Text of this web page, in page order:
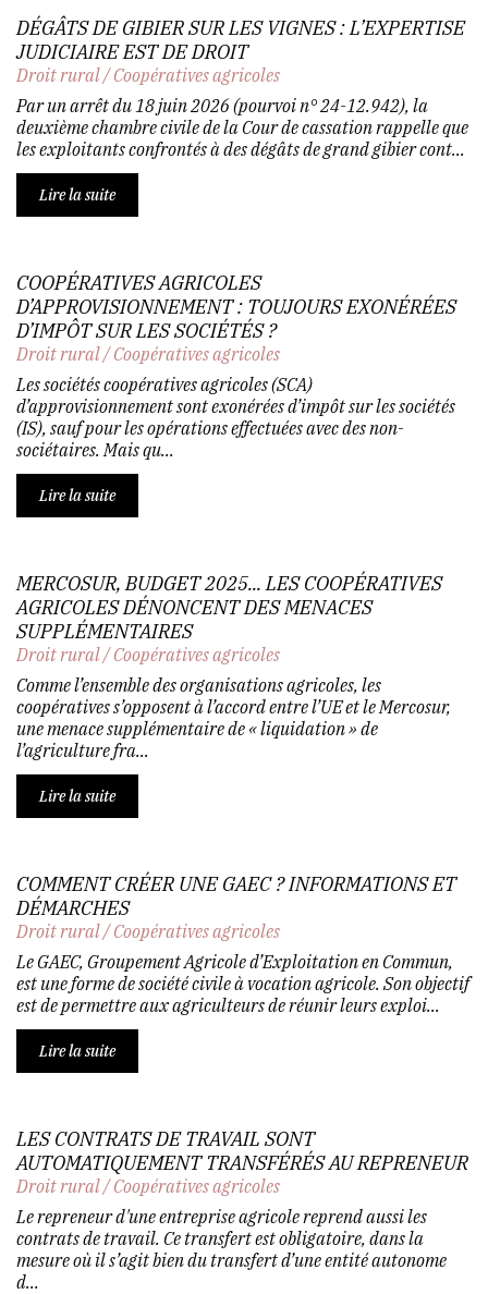
DÉGÂTS DE GIBIER SUR LES VIGNES : L’EXPERTISE
JUDICIAIRE EST DE DROIT
Droit rural/Coopératives agricoles
Par un arrêt du 18 juin 2026 (pourvoi n° 24-12.942), la
deuxième chambre civile de la Cour de cassation rappelle que
les exploitants confrontés à des dégâts de grand gibier cont...
Lire la suite
COOPÉRATIVES AGRICOLES
D’APPROVISIONNEMENT : TOUJOURS EXONÉRÉES
D’IMPÔT SUR LES SOCIÉTÉS ?
Droit rural/Coopératives agricoles
Les sociétés coopératives agricoles (SCA)
d’approvisionnement sont exonérées d’impôt sur les sociétés
(IS), sauf pour les opérations effectuées avec des non-
sociétaires. Mais qu...
Lire la suite
MERCOSUR, BUDGET 2025... LES COOPÉRATIVES
AGRICOLES DÉNONCENT DES MENACES
SUPPLÉMENTAIRES
Droit rural/Coopératives agricoles
Comme l’ensemble des organisations agricoles, les
coopératives s’opposent à l’accord entre l’UE et le Mercosur,
une menace supplémentaire de « liquidation » de
l’agriculture fra...
Lire la suite
COMMENT CRÉER UNE GAEC ? INFORMATIONS ET
DÉMARCHES
Droit rural/Coopératives agricoles
Le GAEC, Groupement Agricole d’Exploitation en Commun,
est une forme de société civile à vocation agricole. Son objectif
est de permettre aux agriculteurs de réunir leurs exploi...
Lire la suite
LES CONTRATS DE TRAVAIL SONT
AUTOMATIQUEMENT TRANSFÉRÉS AU REPRENEUR
Droit rural/Coopératives agricoles
Le repreneur d'une entreprise agricole reprend aussi les
contrats de travail. Ce transfert est obligatoire, dans la
mesure où il s’agit bien du transfert d’une entité autonome
d...